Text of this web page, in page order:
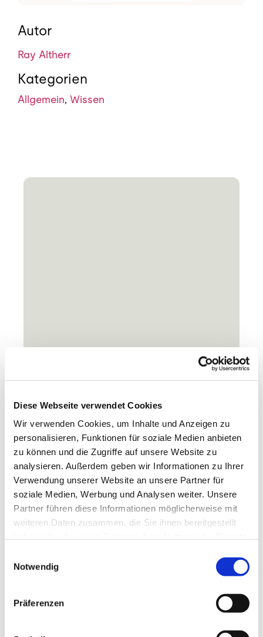
Diese Webseite verwendet Cookies
Wir verwenden Cookies, um Inhalte und Anzeigen zu
personalisieren, Funktionen für soziale Medien anbieten
zu können und die Zugriffe auf unsere Website zu
analysieren. Außerdem geben wir Informationen zu Ihrer
Verwendung unserer Website an unsere Partner für
soziale Medien, Werbung und Analysen weiter. Unsere
Partner führen diese Informationen möglicherweise mit
weiteren Daten zusammen, die Sie ihnen bereitgestellt
Notwendig
Präferenzen
Autor
Ray Altherr
Kategorien
Allgemein, Wissen
Terminanfrage
Jetzt gleich online
, über
info@seramed.choder per
079 792
90 59
(Uster) /
076 388 90 59
(Dübendorf) einen Termin für eine
erste Konsultation vereinbaren. Für
einen kurzfristigenNotfall-Termin
kontaktiere uns telefonisch.